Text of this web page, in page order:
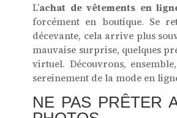
L’achat de vêtements en
forcément en boutique. Se
décevante, cela arrive plus
mauvaise surprise, quelques
virtuel. Découvrons,
sereinement de la mode en
NE PAS PRÊTER